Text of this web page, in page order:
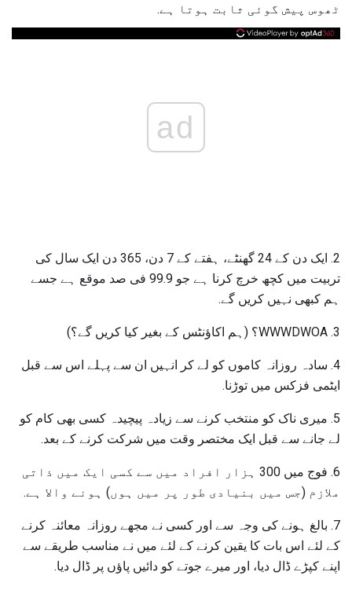
ٹھوس پیش گوئی ثابت ہوتا ہے.
ad
2. ایک دن کے 24 گھنٹے، ہفتے کے 7 دن، 365 دن ایک سال کی
تربیت میں کچھ خرچ کرنا ہے جو 99.9 فی صد موقع ہے جسے
ہم کبھی نہیں کریں گے.
3. WWWDWOA؟ (ہم اکاؤنٹس کے بغیر کیا کریں گے؟)
4. سادہ روزانہ کاموں کو لے کر انہیں ان سے پہلے اس سے قبل
ایٹمی فزکس میں توڑنا.
5. میری ناک کو منتخب کرنے سے زیادہ پیچیدہ کسی بھی کام کو
لے جانے سے قبل ایک مختصر وقت میں شرکت کرنے کے بعد.
6. فوج میں 300 ہزار افراد میں سے کسی ایک میں ذاتی
ملازم (جس میں بنیادی طور پر میں ہوں) ہونے والا ہے.
7. بالغ ہونے کی وجہ سے اور کسی نے مجھے روزانہ معائنہ کرنے
کے لئے اس بات کا یقین کرنے کے لئے میں نے مناسب طریقے سے
اپنے کپڑے ڈال دیا، اور میرے جوتے کو دائیں پاؤں پر ڈال دیا.